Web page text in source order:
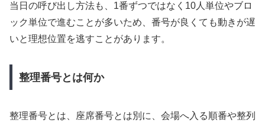
当日の呼び出し方法も、1番ずつではなく10人単位やブロ
ック単位で進むことが多いため、番号が良くても動きが遅
いと理想位置を逃すことがあります。
整理番号とは何か
整理番号とは、座席番号とは別に、会場へ入る順番や整列